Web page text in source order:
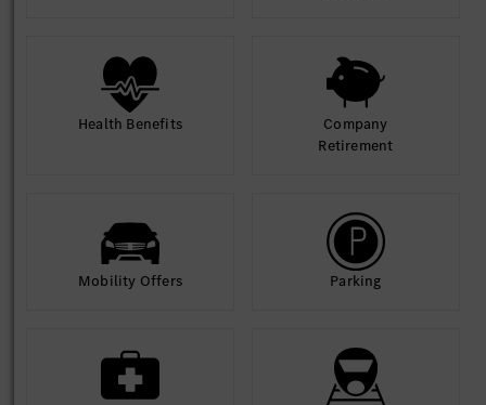
Health Benefits
Company
Retirement
Mobility Offers Parking